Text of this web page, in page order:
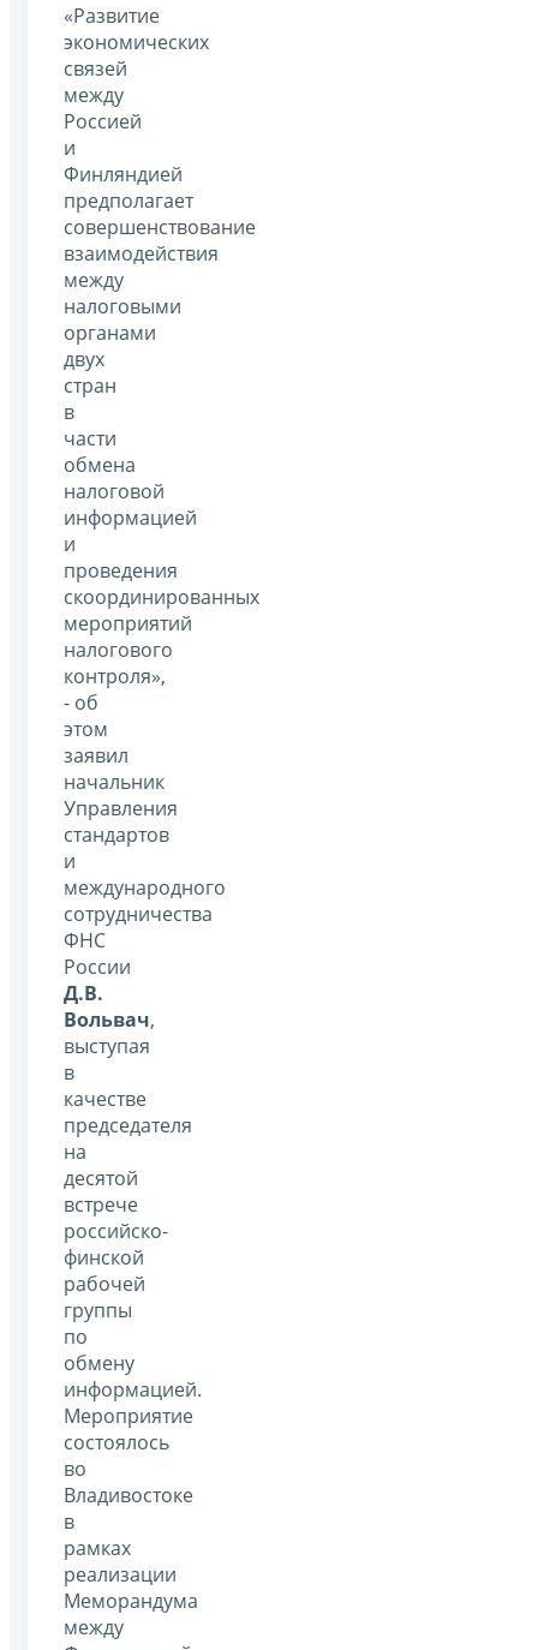
«Развитие
экономических
связей
между
Россией
и
Финляндией
предполагает
совершенствование
взаимодействия
между
налоговыми
органами
двух
стран
в
части
обмена
налоговой
информацией
и
проведения
скоординированных
мероприятий
налогового
контроля»,
- об
этом
заявил
начальник
Управления
стандартов
и
международного
сотрудничества
ФНС
России
Д.В.
Вольвач,
выступая
в
качестве
председателя
на
десятой
встрече
российско-
финской
рабочей
группы
по
обмену
информацией.
Мероприятие
состоялось
во
Владивостоке
в
рамках
реализации
Меморандума
между